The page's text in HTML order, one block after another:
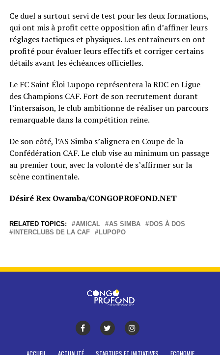
Ce duel a surtout servi de test pour les deux formations,
qui ont mis à profit cette opposition afin d’affiner leurs
réglages tactiques et physiques. Les entraîneurs en ont
profité pour évaluer leurs effectifs et corriger certains
détails avant les échéances officielles.
Le FC Saint Éloi Lupopo représentera la RDC en Ligue
des Champions CAF. Fort de son recrutement durant
l’intersaison, le club ambitionne de réaliser un parcours
remarquable dans la compétition reine.
De son côté, l’AS Simba s’alignera en Coupe de la
Confédération CAF. Le club vise au minimum un passage
au premier tour, avec la volonté de s’affirmer sur la
scène continentale.
Désiré Rex Owamba/CONGOPROFOND.NET
RELATED TOPICS: AMICAL AS SIMBA
DOS À DOS
INTERCLUBS DE LA CAF
LUPOPO